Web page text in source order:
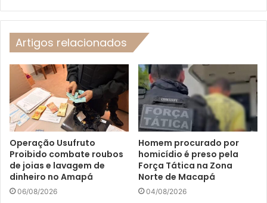
Artigos relacionados
Operação Usufruto
Proibido combate roubos
de joias e lavagem de
dinheiro no Amapá
06/08/2026
Homem procurado por
homicídio é preso pela
Força Tática na Zona
Norte de Macapá
04/08/2026